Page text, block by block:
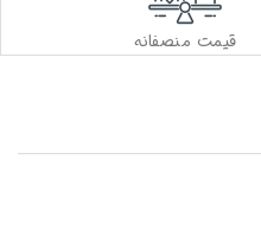
قیمت منصفانه